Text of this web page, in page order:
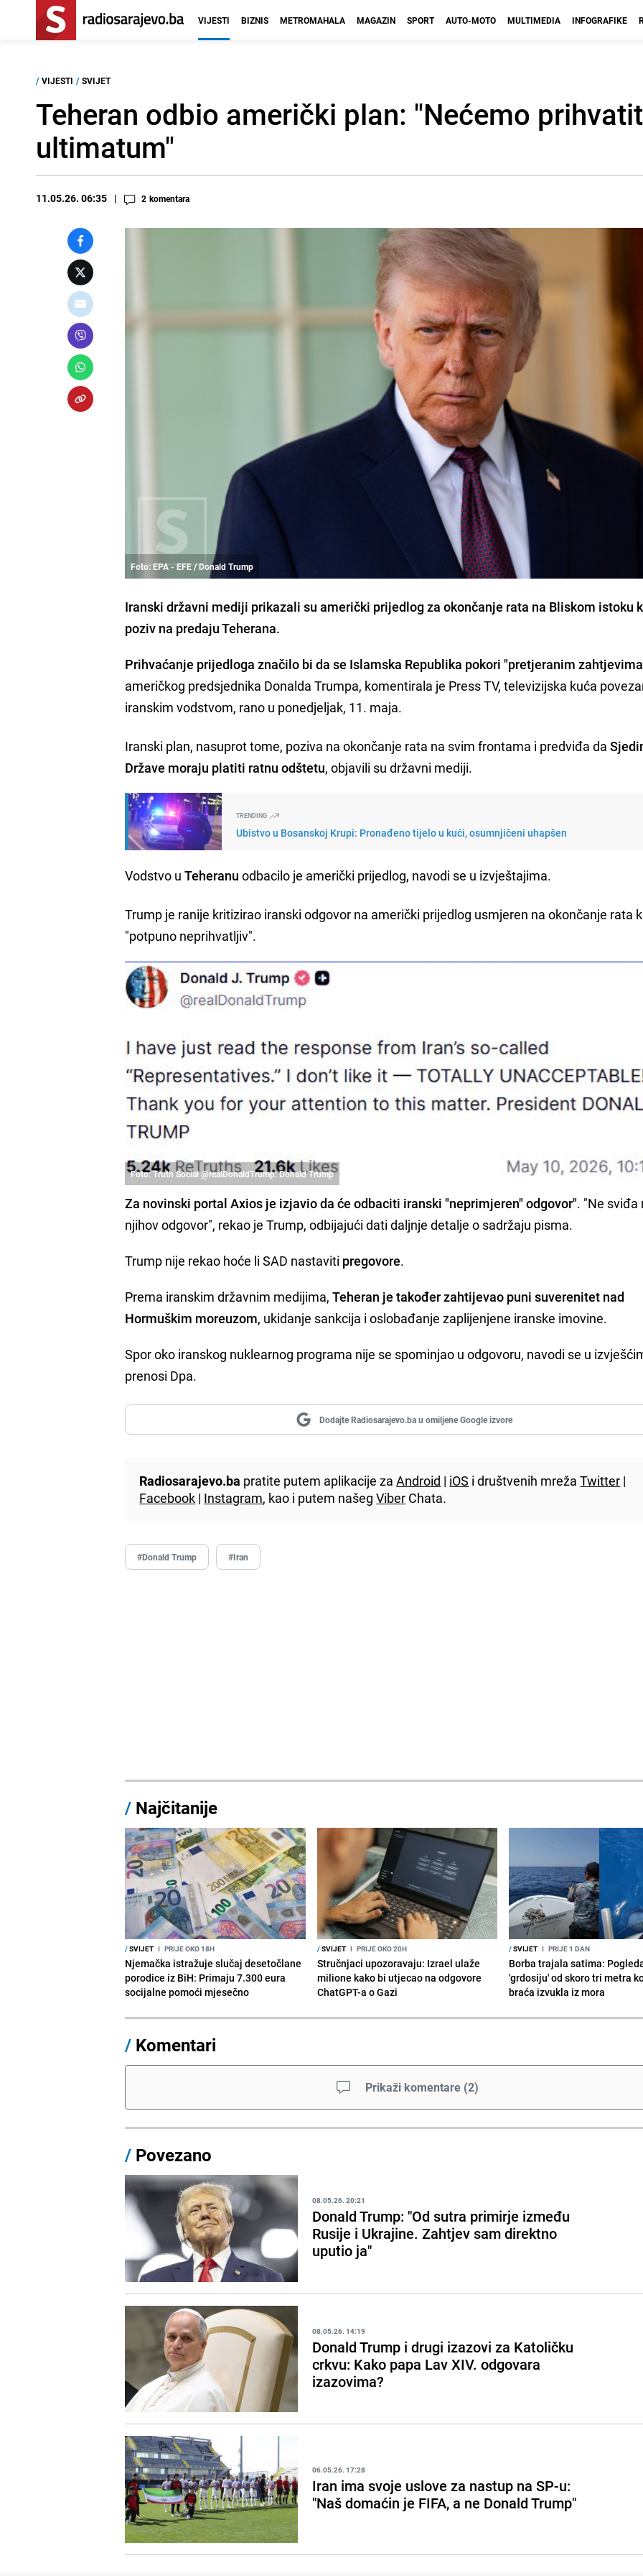
VIJESTI BIZNIS METROMAHALA MAGAZIN SPORT AUTO-MOTO MULTIMEDIA INFOGRAFIKE
/ VIJESTI / SVIJET
Teheran odbio američki plan: "Nećemo
ultimatum"
11.05.26. 06:35 2 komentara
Foto: EPA - EFE / Donald Trump
Iranski državni mediji prikazali su američki prijedlog za okončanje rata na Bliskom istoku
poziv na predaju Teherana.
Prihvaćanje prijedloga značilo bi da se Islamska Republika pokori "pretjeranim
američkog predsjednika Donalda Trumpa, komentirala je Press TV, televizijska kuća
iranskim vodstvom, rano u ponedjeljak, 11. maja.
Iranski plan, nasuprot tome, poziva na okončanje rata na svim frontama i predviđa da
Države moraju platiti ratnu odštetu, objavili su državni mediji.
TRENDING
Ubistvo u Bosanskoj Krupi: Pronađeno tijelo u kući, osumnjičeni uhapšen
Vodstvo uTeheranu odbacilo je američki prijedlog, navodi se u izvještajima.
Trump je ranije kritizirao iranski odgovor na američki prijedlog usmjeren na okončanje rata
"potpuno neprihvatljiv".
Foto: Truth Social @realDonaldTrump: Donald Trump
Za novinski portal Axios je izjavio da će odbaciti iranski "neprimjeren" odgovor". "Ne sviđa
njihov odgovor", rekao je Trump, odbijajući dati daljnje detalje o sadržaju pisma.
Trump nije rekao hoće li SAD nastaviti pregovore.
Prema iranskim državnim medijima,Teheran je također zahtijevao puni suverenitet nad
Hormuškim moreuzom, ukidanje sankcija i oslobađanje zaplijenjene iranske imovine.
Spor oko iranskog nuklearnog programa nije se spominjao u odgovoru, navodi se u
prenosi Dpa.
Dodajte Radiosarajevo.ba u omiljene Google izvore
Radiosarajevo.ba pratite putem aplikacije zaAndroid | iOS i društvenih mrežaTwitter |
Facebook | Instagram, kao i putem našegViber Chata.
#Donald Trump #Iran
/ Najčitanije
/SVIJET I PRIJE OKO 18H
Njemačka istražuje slučaj desetočlane
porodice iz BiH: Primaju 7.300 eura
socijalne pomoći mjesečno
/SVIJET I PRIJE OKO 20H
Stručnjaci upozoravaju: Izrael ulaže
milione kako bi utjecao na odgovore
ChatGPT-a o Gazi
/SVIJET I PRIJE 1 DAN
Borba trajala satima:
'grdosiju' od skoro tri metra
braća izvukla iz mora
/ Komentari
Prikaži komentare (2)
/ Povezano
08.05.26. 20:21
Donald Trump: "Od sutra primirje između
Rusije i Ukrajine. Zahtjev sam direktno
uputio ja"
08.05.26. 14:19
Donald Trump i drugi izazovi za Katoličku
crkvu: Kako papa Lav XIV. odgovara
izazovima?
06.05.26. 17:28
Iran ima svoje uslove za nastup na SP-u:
"Naš domaćin je FIFA, a ne Donald Trump"